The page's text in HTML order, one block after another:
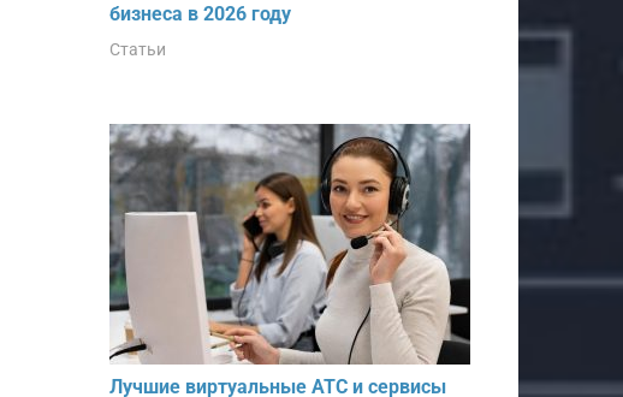
бизнеса в 2026 году
Статьи
Лучшие виртуальные АТС и сервисы